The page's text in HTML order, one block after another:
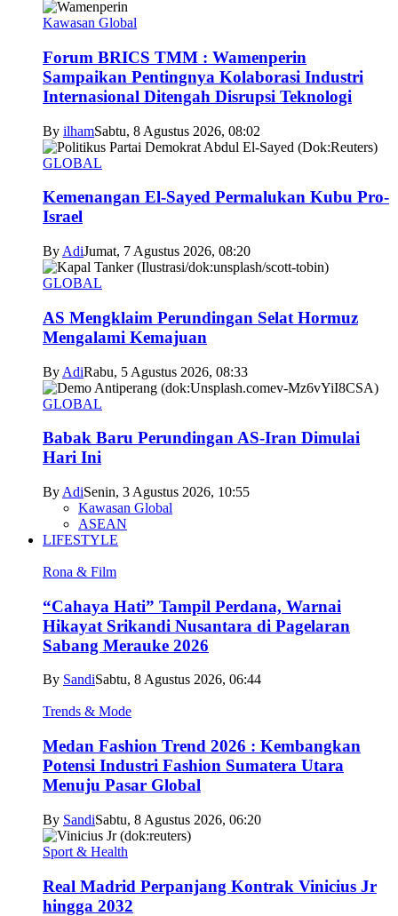
Kawasan Global
Forum BRICS TMM : Wamenperin
Sampaikan Pentingnya Kolaborasi Industri
Internasional Ditengah Disrupsi Teknologi
By ilhamSabtu, 8 Agustus 2026, 08:02
GLOBAL
Kemenangan El-Sayed Permalukan Kubu Pro-
Israel
By AdiJumat, 7 Agustus 2026, 08:20
GLOBAL
AS Mengklaim Perundingan Selat Hormuz
Mengalami Kemajuan
By AdiRabu, 5 Agustus 2026, 08:33
GLOBAL
Babak Baru Perundingan AS-Iran Dimulai
Hari Ini
By AdiSenin, 3 Agustus 2026, 10:55
Kawasan Global
ASEAN
LIFESTYLE
Rona & Film
“Cahaya Hati” Tampil Perdana, Warnai
Hikayat Srikandi Nusantara di Pagelaran
Sabang Merauke 2026
By SandiSabtu, 8 Agustus 2026, 06:44
Trends & Mode
Medan Fashion Trend 2026 : Kembangkan
Potensi Industri Fashion Sumatera Utara
Menuju Pasar Global
By SandiSabtu, 8 Agustus 2026, 06:20
Sport & Health
Real Madrid Perpanjang Kontrak Vinicius Jr
hingga 2032